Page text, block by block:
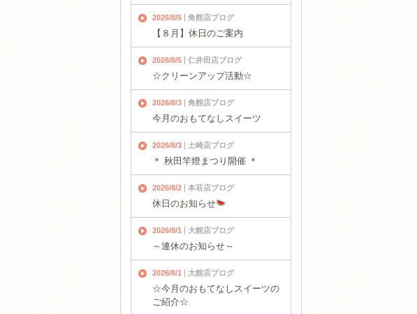
2026/8/5 角館店ブログ
【８月】休日のご案内
2026/8/5 仁井田店ブログ
☆クリーンアップ活動☆
2026/8/3 角館店ブログ
今月のおもてなしスイーツ
2026/8/3 土崎店ブログ
＊ 秋田竿燈まつり開催 ＊
2026/8/2 本荘店ブログ
休日のお知らせ
2026/8/1 大館店ブログ
～連休のお知らせ～
2026/8/1 大館店ブログ
☆今月のおもてなしスイーツの
ご紹介☆